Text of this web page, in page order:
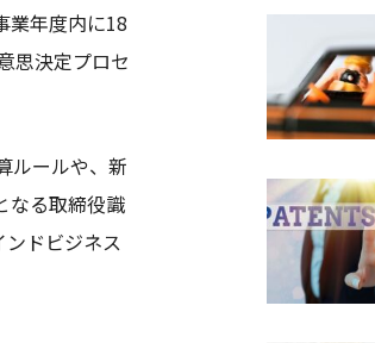
業年度内に18
思決定プロセ
ルールや、新
なる取締役識
ドビジネス